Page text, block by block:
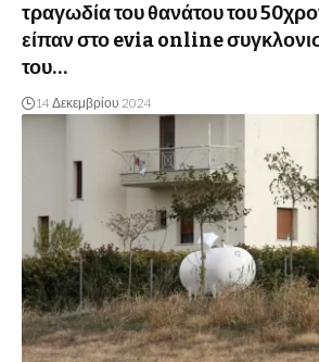
τραγωδία του θανάτου του
είπαν στο evia online
του…
14 Δεκεμβρίου 2024